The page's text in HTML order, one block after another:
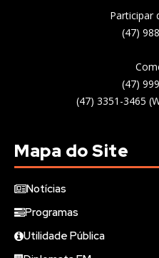
Participar
(47)
(47)
(47) 3351-3465
Mapa do Site
Notícias
Programas
Utilidade Pública